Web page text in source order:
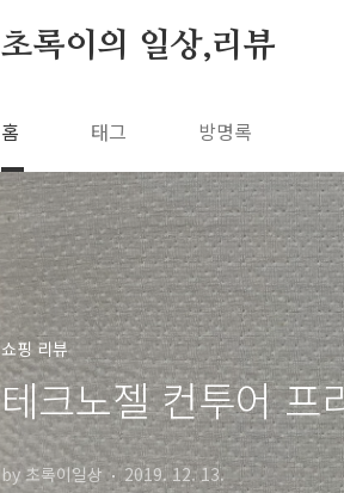
초록이의 일상,리뷰
홈 태그 방명록
쇼핑 리뷰
테크노젤 컨투어 프
by 초록이일상 2019. 12. 13.